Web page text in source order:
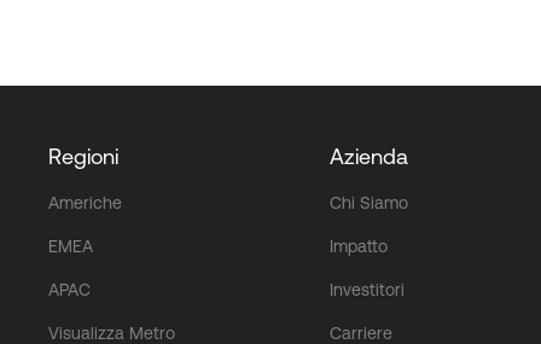
Regioni
Americhe
EMEA
APAC
Visualizza Metro
Azienda
Chi Siamo
Impatto
Investitori
Carriere